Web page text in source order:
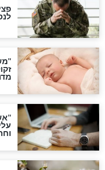
סגולה
סגולה
לכל המאמרים